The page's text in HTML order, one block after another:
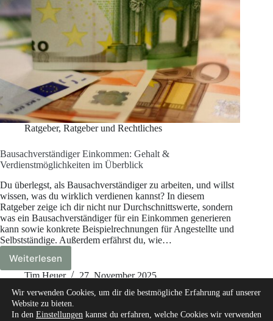
Ratgeber, Ratgeber und Rechtliches
Bausachverständiger Einkommen: Gehalt &
Verdienstmöglichkeiten im Überblick
Du überlegst, als Bausachverständiger zu arbeiten, und willst
wissen, was du wirklich verdienen kannst? In diesem
Ratgeber zeige ich dir nicht nur Durchschnittswerte, sondern
was ein Bausachverständiger für ein Einkommen generieren
kann sowie konkrete Beispielrechnungen für Angestellte und
Selbstständige. Außerdem erfährst du, wie…
WeiterlesenBausachverständiger
Einkommen:
&
Verdienstmöglichkeiten
Tim Heuer 27. November 2025
Wir verwenden Cookies, um dir die bestmögliche Erfahrung auf unserer
Website zu bieten.
In den Einstellungen kannst du erfahren, welche Cookies wir verwenden